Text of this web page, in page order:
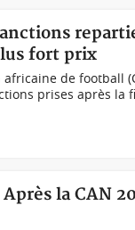
fort prix
africaine de football
prises après la
la CAN